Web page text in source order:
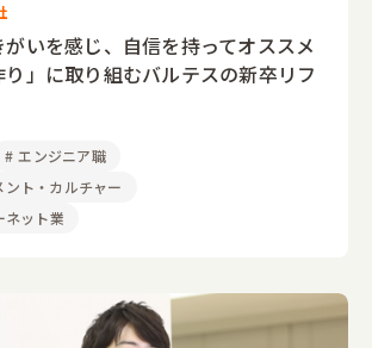
がいを感じ、自信を持ってオススメ
」に取り組むバルテスの新卒リフ
# エンジニア職
ト・カルチャー
ネット業